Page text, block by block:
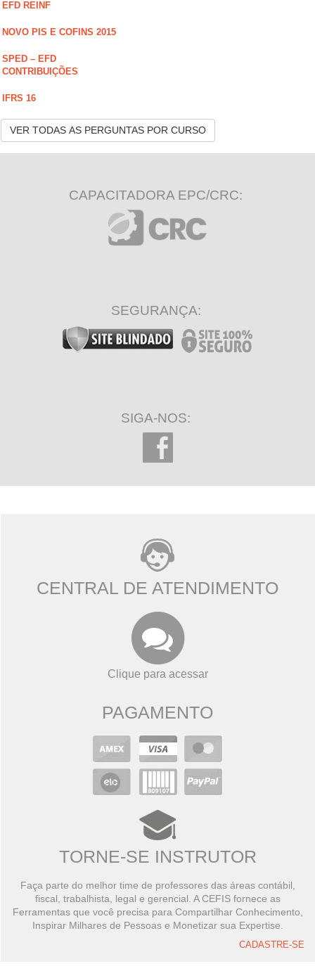
EFD REINF
NOVO PIS E COFINS 2015
SPED – EFD
CONTRIBUIÇÕES
IFRS 16
VER TODAS AS PERGUNTAS POR CURSO
CAPACITADORA EPC/CRC:
SEGURANÇA:
SIGA-NOS:
CENTRAL DE ATENDIMENTO
Clique para acessar
PAGAMENTO
TORNE-SE INSTRUTOR
Faça parte do melhor time de professores das áreas contábil,
fiscal, trabalhista, legal e gerencial. A CEFIS fornece as
Ferramentas que você precisa para Compartilhar Conhecimento,
Inspirar Milhares de Pessoas e Monetizar sua Expertise.
CADASTRE-SE